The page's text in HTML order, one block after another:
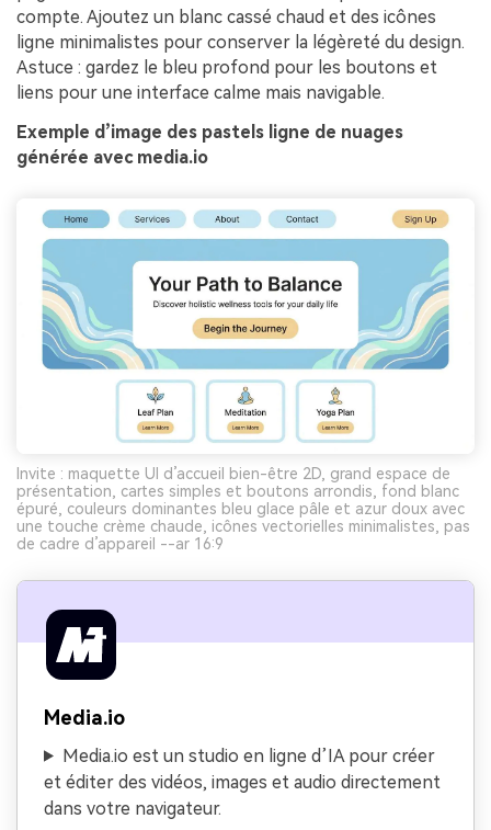
compte. Ajoutez un blanc cassé chaud et des icônes
ligne minimalistes pour conserver la légèreté du design.
Astuce : gardez le bleu profond pour les boutons et
liens pour une interface calme mais navigable.
Exemple d’image des pastels ligne de nuages
générée avec media.io
Invite : maquette UI d’accueil bien-être 2D, grand espace de
présentation, cartes simples et boutons arrondis, fond blanc
épuré, couleurs dominantes bleu glace pâle et azur doux avec
une touche crème chaude, icônes vectorielles minimalistes, pas
de cadre d’appareil --ar 16:9
Media.io
Media.io est un studio en ligne d’IA pour créer
et éditer des vidéos, images et audio directement
dans votre navigateur.